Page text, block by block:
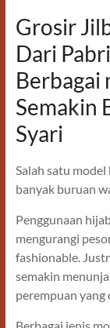
Grosir
Dari
Berbagai
Semakin
Syari
Salah satu
banyak buruan
Penggunaan
mengurangi
fashionable.
semakin
perempuan yang